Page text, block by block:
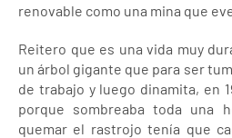
renovable como una mina que
Reitero que es una vida muy
un árbol gigante que para ser
de trabajo y luego dinamita, en
porque sombreaba toda una
quemar el rastrojo tenía que